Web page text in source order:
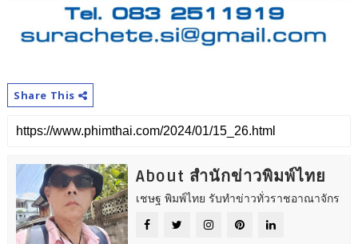
Share This
About สำนักข่าวพิมพ์ไทย
เชษฐ พิมพ์ไทย รับทำข่าวทั่วราชอาณาจักร